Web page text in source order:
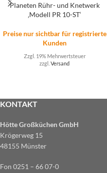
Planeten Rühr- und Knetwerk
‚Modell PR 10-ST‘
Preise nur sichtbar für registrierte
Kunden
Zzgl. 19% Mehrwertsteuer
zzgl. Versand
KONTAKT
Hötte Großküchen GmbH
Krögerweg 15
48155 Münster
Fon 0251 – 66 07-0